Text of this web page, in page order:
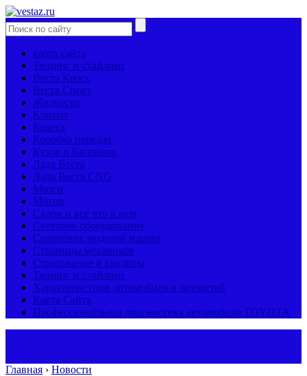
карта сайта
Тюнинг и стайлинг
Веста Кросс
Веста Спорт
Жидкости
Климат
Колеса
Коробка передач
Кузов и багажник
Лада Веста
Лада Веста CNG
Мозги
Мотор
Салон и все что в нем
Световое оборудование
Сравнение моделей машин
Страницы механиков
Страхование и кредиты
Тюнинг и стайлинг
Характеристики автомобиля и запчастей
Карта Сайта
Профессиональная диагностика автомобиля TOYOTA
Главная › Новости